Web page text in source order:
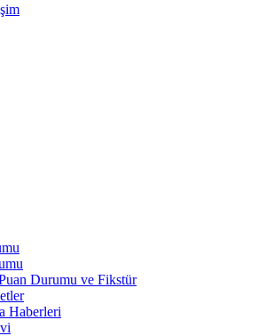
Durumu ve Fikstür
Haberleri